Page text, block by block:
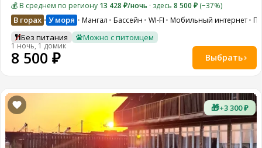
💰 В среднем по региону 13 428 ₽/ночь · здесь 8 500 ₽ (−37%)
В горах • У моря Мангал Бассейн WI-FI Мобильный интернет
Без питания Можно с питомцем
1 ночь, 1 домик
8 500 ₽ Выбрать
🎁+3 300 ₽